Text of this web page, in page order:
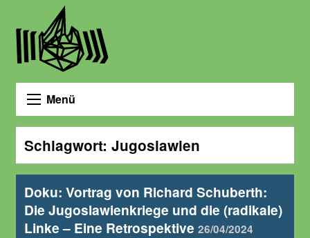
Menü
Schlagwort: Jugoslawien
Doku: Vortrag von Richard Schuberth:
Die Jugoslawienkriege und die (radikale)
Linke – Eine Retrospektive 26/04/2024